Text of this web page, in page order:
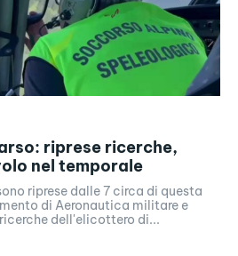
riprese ricerche,
nel temporale
riprese dalle 7 circa di questa
di Aeronautica militare e
dell'elicottero di...